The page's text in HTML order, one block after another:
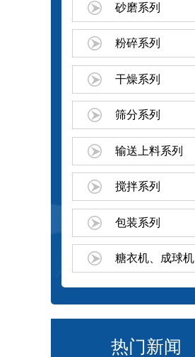
砂磨系列
粉碎系列
干燥系列
筛分系列
输送上料系列
搅拌系列
包装系列
糖衣机、成球机
热门新闻